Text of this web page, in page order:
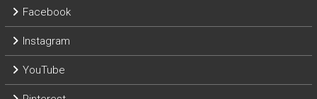
Facebook
Instagram
YouTube